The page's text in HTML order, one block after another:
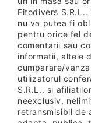
Fitodivers
nu va putea fi
pentru orice fel
comentarii sau
informatii, altele
cumparare/
utilizatorul
S.R.L.. si
neexclusiv,
retransmisibil de